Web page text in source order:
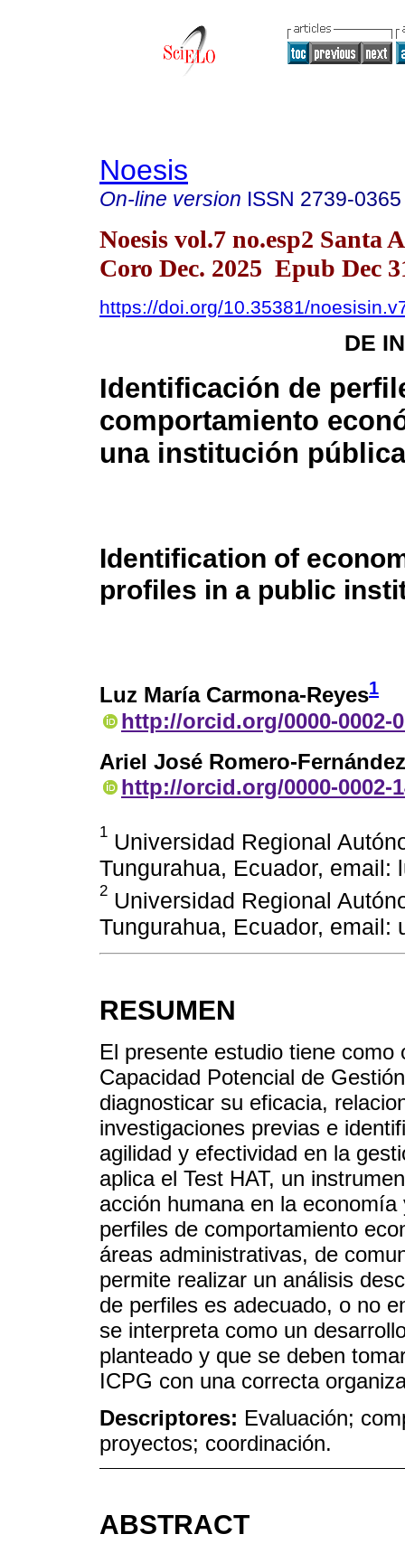
Noesis
On-line version ISSN 2739-0365
Noesis vol.7 no.esp2 Santa
Coro Dec. 2025 Epub Dec
https://doi.org/10.35381/
DE
Identificación de
comportamiento
una institución pública
Identification of
profiles in a public
Luz María Carmona-Reyes1
http://orcid.org/0000-0002-
Ariel José Romero-Fernández
http://orcid.org/0000-0002-
1 Universidad Regional
Tungurahua, Ecuador, email:
2 Universidad Regional
Tungurahua, Ecuador, email:
RESUMEN
El presente estudio tiene
Capacidad Potencial de
diagnosticar su eficacia,
investigaciones previas e
agilidad y efectividad en la
aplica el Test HAT, un
acción humana en la
perfiles de comportamiento
áreas administrativas, de
permite realizar un análisis
de perfiles es adecuado, o no
se interpreta como un
planteado y que se deben
ICPG con una correcta
Descriptores: Evaluación;
proyectos; coordinación.
ABSTRACT